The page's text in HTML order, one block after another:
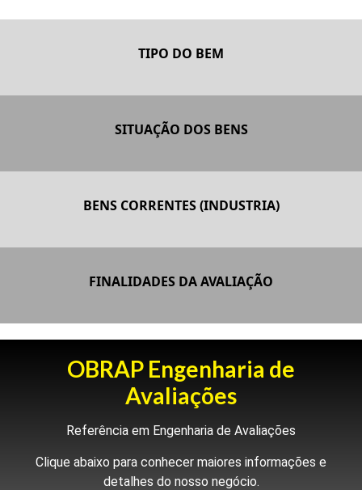
TIPO DO BEM
– Equipamentos
– Ferramentas, moldes e estampos
– Desmonte
SITUAÇÃO DOS BENS
– Bens instalados, integrados no processo industrial
BENS CORRENTES (INDUSTRIA)
– Infra-estrutura
– Máquinas, equipamentos e acessórios
FINALIDADES DA AVALIAÇÃO
– Venda de Bens
– Locação de Bens
– Garantia em Operações de Crédito
– Leilões
– Indenizações
OBRAP Engenharia de
Avaliações
Referência em Engenharia de Avaliações
Clique abaixo para conhecer maiores informações e
detalhes do nosso negócio.